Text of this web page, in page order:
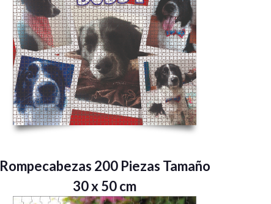
Rompecabezas 200 Piezas Tamaño
30 x 50 cm